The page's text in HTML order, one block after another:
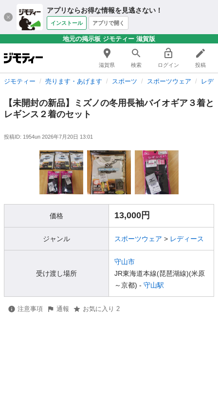
アプリならお得な情報を見逃さない！
インストール アプリで開く
地元の掲示板 ジモティー 滋賀版
滋賀県 検索 ログイン 投稿
ジモティー 売ります・あげます スポーツ スポーツウェア レデ
【未開封の新品】ミズノの冬用長袖バイオギア３着と
レギンス２着のセット
投稿ID: 1954un 2026年7月20日 13:01
価格 13,000円
ジャンル スポーツウェア > レディース
受け渡し場所
守山市
JR東海道本線(琵琶湖線)(米原
～京都) - 守山駅
注意事項 通報 お気に入り 2